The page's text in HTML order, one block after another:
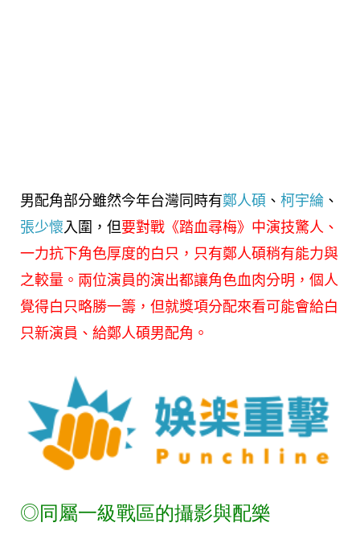
男配角部分雖然今年台灣同時有鄭人碩 、 柯宇綸 、
張少懷 入圍，但要對戰《踏血尋梅》中演技驚人、
一力抗下角色厚度的白只，只有鄭人碩稍有能力與
之較量。兩位演員的演出都讓角色血肉分明，個人
覺得白只略勝一籌，但就獎項分配來看可能會給白
只新演員、給鄭人碩男配角。
◎同屬一級戰區的攝影與配樂